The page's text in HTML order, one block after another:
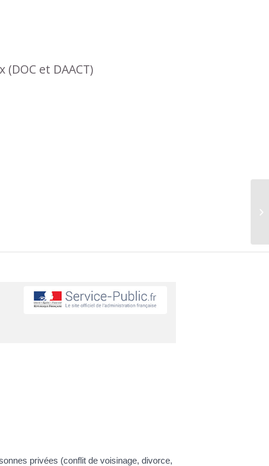
et DAACT)
privées (conflit de voisinage, divorce,